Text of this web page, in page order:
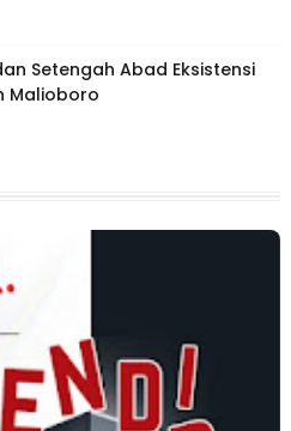
Setengah Abad Eksistensi
Malioboro